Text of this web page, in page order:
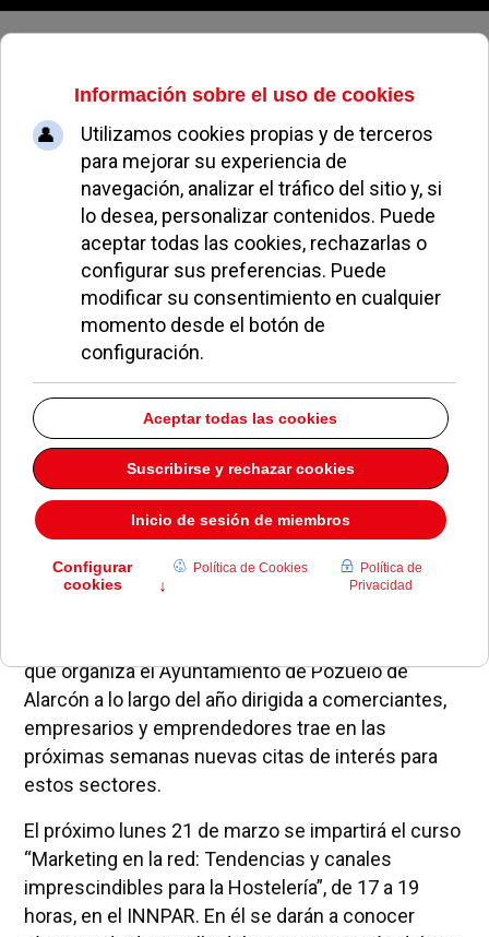
Viernes, 07 de agosto de 2026
Nueva programación formativa
para comerciantes, empresarios y
emprendedores en Pozuelo
MIGUEL MUÑOZ ECONOMÍA Y EMPLEO 17 MARZO 2022
que organiza el Ayuntamiento de Pozuelo de
Alarcón a lo largo del año dirigida a comerciantes,
empresarios y emprendedores trae en las
próximas semanas nuevas citas de interés para
estos sectores.
El próximo lunes 21 de marzo se impartirá el curso
“Marketing en la red: Tendencias y canales
imprescindibles para la Hostelería”, de 17 a 19
horas, en el INNPAR. En él se darán a conocer